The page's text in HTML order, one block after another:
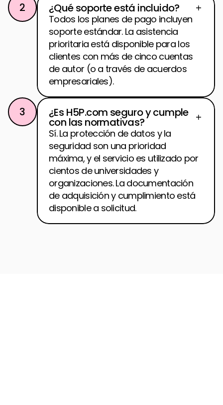
2 ¿Qué soporte está incluido?
Todos los planes de pago incluyen
soporte estándar. La asistencia
prioritaria está disponible para los
clientes con más de cinco cuentas
de autor (o a través de acuerdos
empresariales).
3 ¿Es H5P.com seguro y cumple
con las normativas?
Sí. La protección de datos y la
seguridad son una prioridad
máxima, y el servicio es utilizado por
cientos de universidades y
organizaciones. La documentación
de adquisición y cumplimiento está
disponible a solicitud.